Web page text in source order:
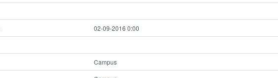
02-09-2016 0:00
Campus